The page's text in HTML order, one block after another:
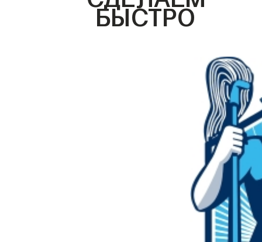
БЫСТРО